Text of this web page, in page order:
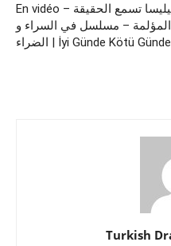
En vidéo – ميليسا تسمع الحقيقة
المؤلمة – مسلسل في السراء و
الضراء | İyi Günde Kötü Günde